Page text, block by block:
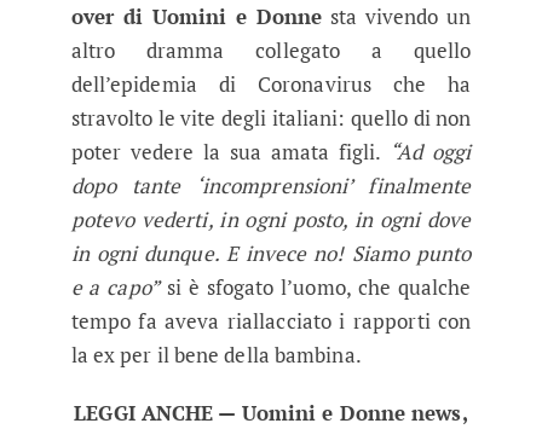
over di Uomini e Donne sta vivendo un
altro dramma collegato a quello
dell’epidemia di Coronavirus che ha
stravolto le vite degli italiani: quello di non
poter vedere la sua amata figli. “Ad oggi
dopo tante ‘incomprensioni’ finalmente
potevo vederti, in ogni posto, in ogni dove
in ogni dunque. E invece no! Siamo punto
e a capo”si è sfogato l’uomo, che qualche
tempo fa aveva riallacciato i rapporti con
la ex per il bene della bambina.
LEGGI ANCHE — Uomini e Donne news,